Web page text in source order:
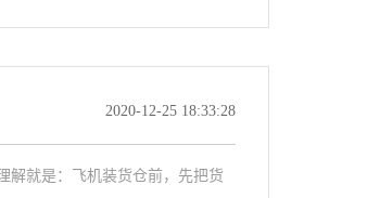
2020-12-25 18:33:28
解就是：飞机装货仓前，先把货